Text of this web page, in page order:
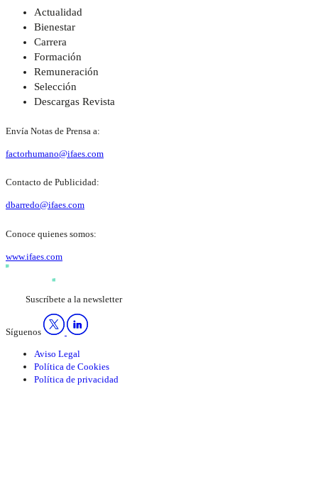
Actualidad
Bienestar
Carrera
Formación
Remuneración
Selección
Descargas Revista
Envía Notas de Prensa a:
factorhumano@ifaes.com
Contacto de Publicidad:
dbarredo@ifaes.com
Conoce quienes somos:
www.ifaes.com
Suscríbete a la newsletter
Síguenos
Aviso Legal
Política de Cookies
Política de privacidad